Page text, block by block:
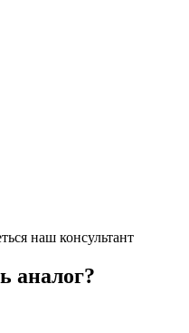
наш консультант
аналог?